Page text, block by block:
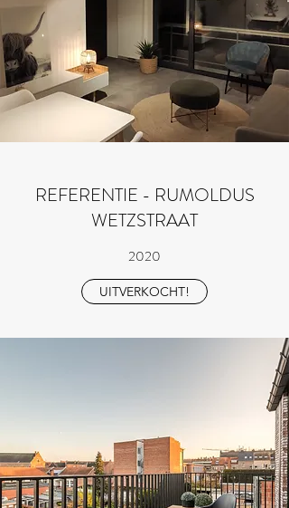
REFERENTIE - RUMOLDUS
WETZSTRAAT
2020
UITVERKOCHT!